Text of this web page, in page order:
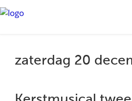
zaterdag 20